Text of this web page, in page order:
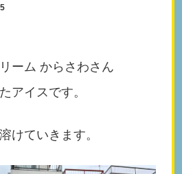
ーム からさわさん
アイスです。
けていきます。